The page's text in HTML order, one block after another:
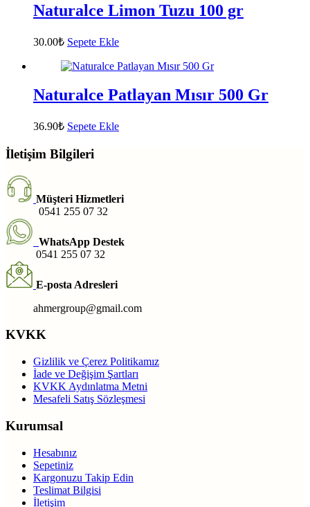
Naturalce Limon Tuzu 100 gr
30.00₺ Sepete Ekle
Naturalce Patlayan Mısır 500 Gr
36.90₺ Sepete Ekle
İletişim Bilgileri
Müşteri Hizmetleri
0541 255 07 32
WhatsApp Destek
0541 255 07 32
E-posta Adresleri
ahmergroup@gmail.com
KVKK
Gizlilik ve Çerez Politikamız
İade ve Değişim Şartları
KVKK Aydınlatma Metni
Mesafeli Satış Sözleşmesi
Kurumsal
Hesabınız
Sepetiniz
Kargonuzu Takip Edin
Teslimat Bilgisi
İletişim